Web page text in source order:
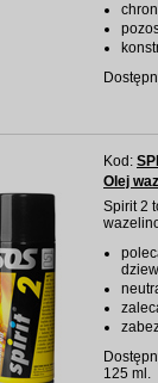
Kod:
Olej
Spirit 2
125 ml.